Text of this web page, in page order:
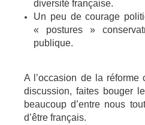
diversité française.
Un peu de courage
« postures »
publique.
A l’occasion de la réforme
discussion, faites bouger
beaucoup d’entre nous
d’être français.